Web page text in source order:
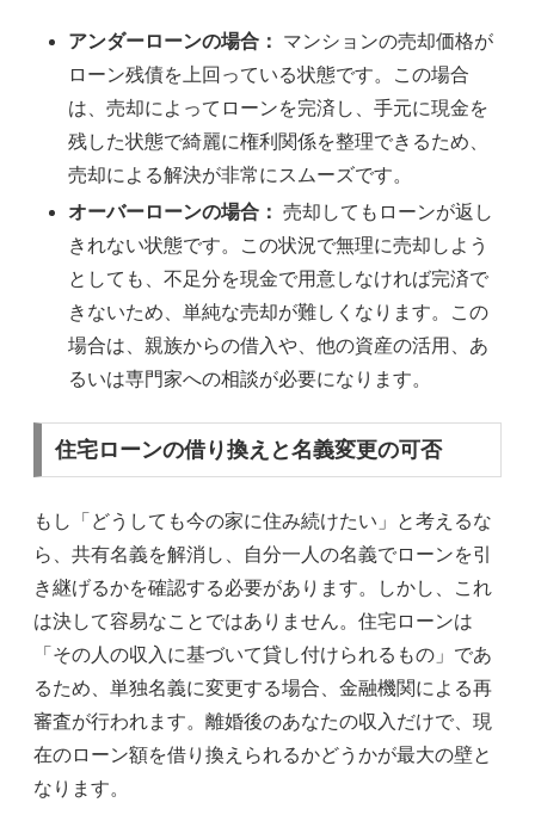
アンダーローンの場合：
マンションの売却価格が
ローン残債を上回っている状態です。この場合
は、売却によってローンを完済し、手元に現金を
残した状態で綺麗に権利関係を整理できるため、
売却による解決が非常にスムーズです。
オーバーローンの場合： 売却してもローンが返し
きれない状態です。この状況で無理に売却しよう
としても、不足分を現金で用意しなければ完済で
きないため、単純な売却が難しくなります。この
場合は、親族からの借入や、他の資産の活用、あ
るいは専門家への相談が必要になります。
住宅ローンの借り換えと名義変更の可否
もし「どうしても今の家に住み続けたい」と考えるな
ら、共有名義を解消し、自分一人の名義でローンを引
き継げるかを確認する必要があります。しかし、これ
は決して容易なことではありません。住宅ローンは
「その人の収入に基づいて貸し付けられるもの」であ
るため、単独名義に変更する場合、金融機関による再
審査が行われます。離婚後のあなたの収入だけで、現
在のローン額を借り換えられるかどうかが最大の壁と
なります。